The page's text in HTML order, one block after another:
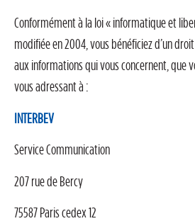
Conformément à la loi « informatique et
modifiée en 2004, vous bénéficiez d’un
aux informations qui vous concernent, que
vous adressant à :
INTERBEV
Service Communication
207 rue de Bercy
75587 Paris cedex 12